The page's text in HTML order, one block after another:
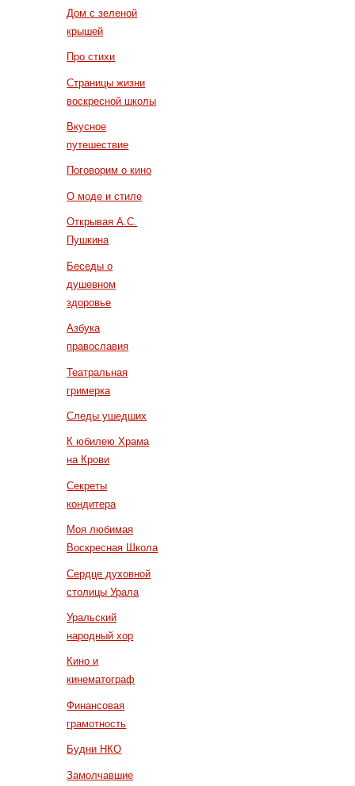
Дом с зеленой
крышей
Про стихи
Страницы жизни
воскресной школы
Вкусное
путешествие
Поговорим о кино
О моде и стиле
Открывая А.С.
Пушкина
Беседы о
душевном
здоровье
Азбука
православия
Театральная
гримерка
Следы ушедших
К юбилею Храма
на Крови
Секреты
кондитера
Моя любимая
Воскресная Школа
Сердце духовной
столицы Урала
Уральский
народный хор
Кино и
кинематограф
Финансовая
грамотность
Будни НКО
Замолчавшие